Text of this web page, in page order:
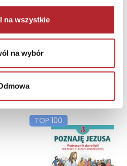
na wszystkie
na wybór
TOP 100